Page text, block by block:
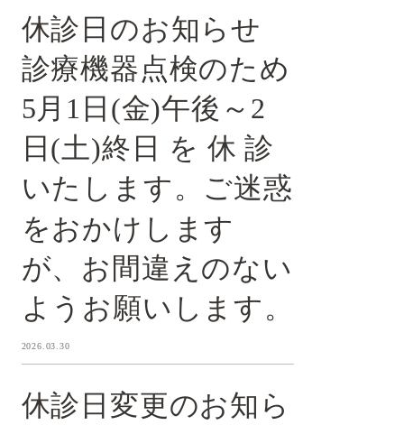
休診日のお知らせ
診療機器点検のため
5月1日(金)午後～2
日(土)終日 を 休 診
いたします。ご迷惑
をおかけします
が、お間違えのない
ようお願いします。
2026.03.30
休診日変更のお知ら